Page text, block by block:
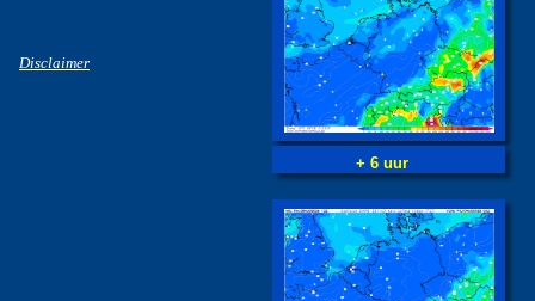
Disclaimer
+ 6 uur